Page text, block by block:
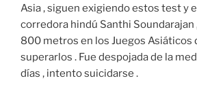
Asia , siguen exigiendo estos test y
corredora hindú Santhi Soundarajan
800 metros en los Juegos Asiáticos
superarlos . Fue despojada de la
días , intento suicidarse .